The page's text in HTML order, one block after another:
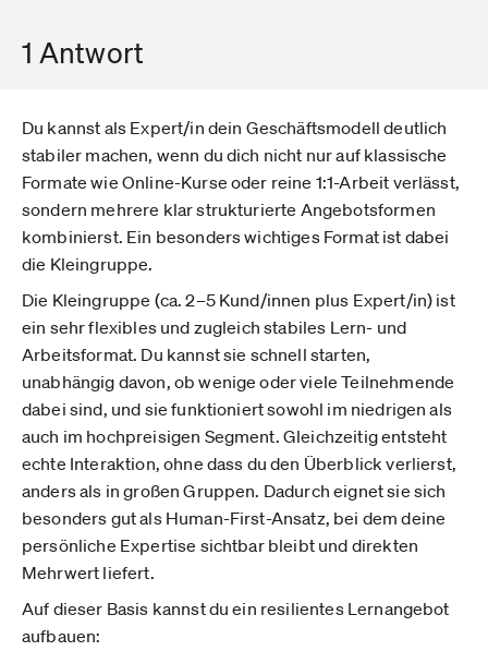
1 Antwort
Du kannst als Expert/in dein Geschäftsmodell deutlich
stabiler machen, wenn du dich nicht nur auf klassische
Formate wie Online-Kurse oder reine 1:1-Arbeit verlässt,
sondern mehrere klar strukturierte Angebotsformen
kombinierst. Ein besonders wichtiges Format ist dabei
die Kleingruppe.
Die Kleingruppe (ca. 2–5 Kund/innen plus Expert/in) ist
ein sehr flexibles und zugleich stabiles Lern- und
Arbeitsformat. Du kannst sie schnell starten,
unabhängig davon, ob wenige oder viele Teilnehmende
dabei sind, und sie funktioniert sowohl im niedrigen als
auch im hochpreisigen Segment. Gleichzeitig entsteht
echte Interaktion, ohne dass du den Überblick verlierst,
anders als in großen Gruppen. Dadurch eignet sie sich
besonders gut als Human-First-Ansatz, bei dem deine
persönliche Expertise sichtbar bleibt und direkten
Mehrwert liefert.
Auf dieser Basis kannst du ein resilientes Lernangebot
aufbauen: